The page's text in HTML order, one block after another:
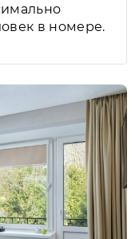
в номере.